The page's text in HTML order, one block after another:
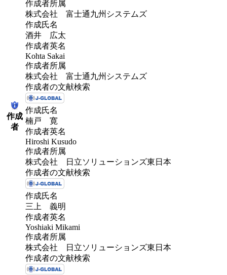
作成
者
作成者所属
株式会社 富士通九州システムズ
作成氏名
酒井 広太
作成者英名
Kohta Sakai
作成者所属
株式会社 富士通九州システムズ
作成者の文献検索
作成氏名
楠戸 寛
作成者英名
Hiroshi Kusudo
作成者所属
株式会社 日立ソリューションズ東日本
作成者の文献検索
作成氏名
三上 義明
作成者英名
Yoshiaki Mikami
作成者所属
株式会社 日立ソリューションズ東日本
作成者の文献検索